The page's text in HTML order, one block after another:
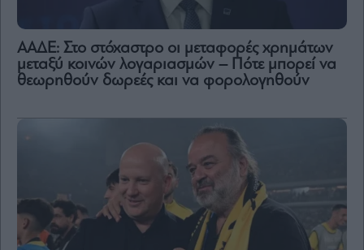
ΑΑΔΕ: Στο στόχαστρο οι μεταφορές χρημάτων
μεταξύ κοινών λογαριασμών – Πότε μπορεί να
θεωρηθούν δωρεές και να φορολογηθούν